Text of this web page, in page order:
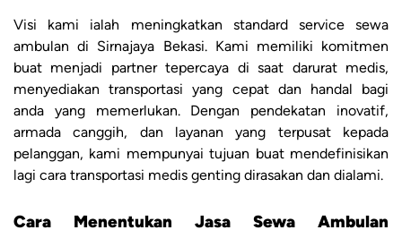
Visi kami ialah meningkatkan standard service sewa
ambulan di Sirnajaya Bekasi. Kami memiliki komitmen
buat menjadi partner tepercaya di saat darurat medis,
menyediakan transportasi yang cepat dan handal bagi
anda yang memerlukan. Dengan pendekatan inovatif,
armada canggih, dan layanan yang terpusat kepada
pelanggan, kami mempunyai tujuan buat mendefinisikan
lagi cara transportasi medis genting dirasakan dan dialami.
Cara Menentukan Jasa Sewa Ambulan